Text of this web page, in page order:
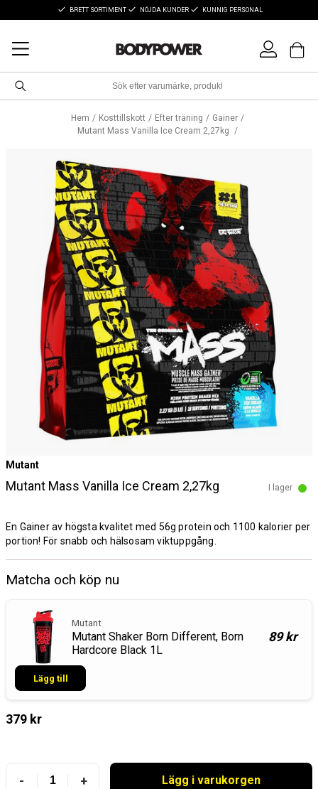
BRETT SORTIMENT NÖJDA KUNDER KUNNIG PERSONAL
Hem Kosttillskott Efter träning
Gainer
Mutant Mass Vanilla Ice Cream 2,27kg
Mutant
Mutant Mass Vanilla Ice Cream 2,27kg I lager
En Gainer av högsta kvalitet med 56g protein och 1100 kalorier per
portion! För snabb och hälsosam viktuppgång.
Matcha och köp nu
Mutant
Mutant Shaker Born Different, Born
Hardcore Black 1L
89 kr
Lägg till
379 kr
- + Lägg i varukorgen